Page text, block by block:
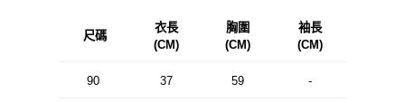
尺碼
衣長
(CM)
胸圍
(CM)
袖長
(CM)
90 37 59 -